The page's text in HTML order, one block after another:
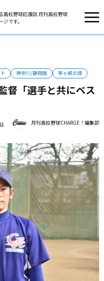
高校野球応援誌 月刊高校野球
です。
神奈川/静岡版 茅ヶ崎北陵
督「選手と共にベス
月刊高校野球CHARGE！編集部